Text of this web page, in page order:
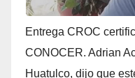
Entrega CROC
CONOCER. Adrian
Huatulco, dijo que